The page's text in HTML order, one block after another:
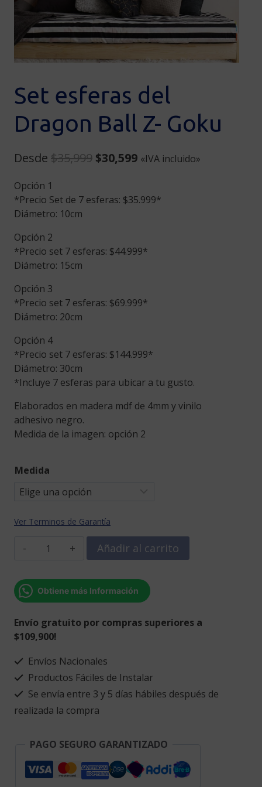
Set esferas del
Dragon Ball Z- Goku
Desde $35,999 Original
was:
$30,599Current
is:
«IVA incluido»
Opción 1
*Precio Set de 7 esferas: $35.999*
Diámetro: 10cm
Opción 2
*Precio set 7 esferas: $44.999*
Diámetro: 15cm
Opción 3
*Precio set 7 esferas: $69.999*
Diámetro: 20cm
Opción 4
*Precio set 7 esferas: $144.999*
Diámetro: 30cm
*Incluye 7 esferas para ubicar a tu gusto.
Elaborados en madera mdf de 4mm y vinilo
adhesivo negro.
Medida de la imagen: opción 2
Medida
Ver Terminos de Garantía
Set
Dragon
Ball
Goku
cantidad
Añadir al carrito
Obtiene más Información
Envío gratuito por compras superiores a
$109,900!
Envíos Nacionales
Productos Fáciles de Instalar
Se envía entre 3 y 5 días hábiles después de
realizada la compra
PAGO SEGURO GARANTIZADO